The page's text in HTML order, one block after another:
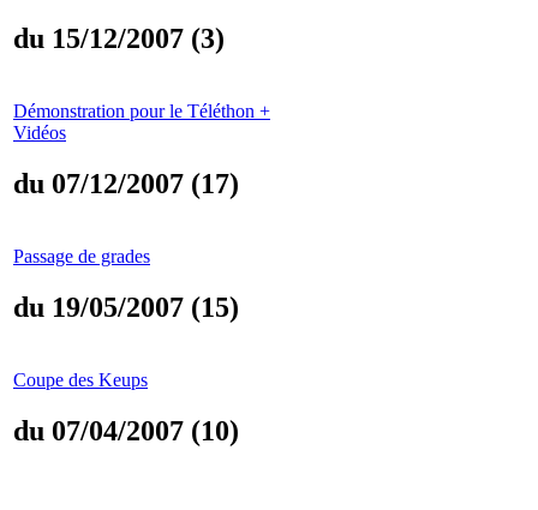
du 15/12/2007 (3)
Démonstration pour le Téléthon +
Vidéos
du 07/12/2007 (17)
Passage de grades
du 19/05/2007 (15)
Coupe des Keups
du 07/04/2007 (10)